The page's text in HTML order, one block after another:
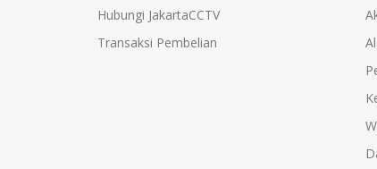
Hubungi JakartaCCTV
Transaksi Pembelian